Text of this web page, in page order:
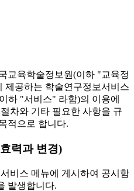
교육학술정보원(이하 "교육정
제공하는 학술연구정보서비스
하 "서비스" 라함)의 이용에
차와 기타 필요한 사항을 규
적으로 합니다.
력과 변경)
비스 메뉴에 게시하여 공시함
발생합니다.